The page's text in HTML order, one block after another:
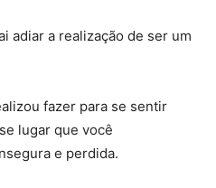
adiar a realização de ser um
fazer para se sentir
lugar que você
e perdida.